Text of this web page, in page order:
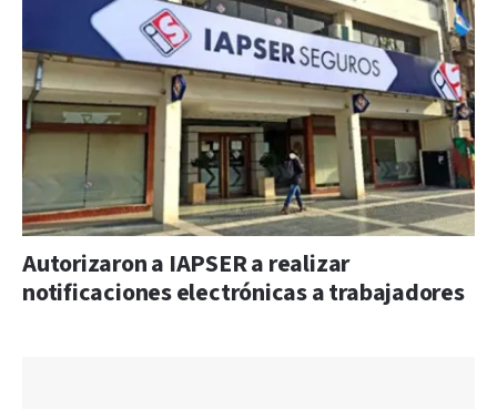
Autorizaron a IAPSER a realizar
notificaciones electrónicas a trabajadores